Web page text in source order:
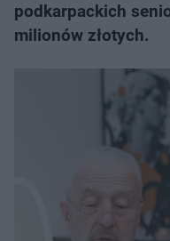
podkarpackich
milionów złotych.